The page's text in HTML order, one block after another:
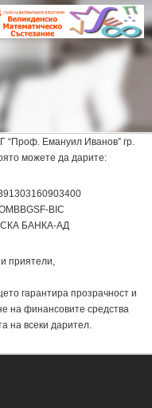
“Проф. Емануил Иванов” гр.
можете да дарите:
BIC
БАНКА-АД
приятели,
гарантира прозрачност и
на финансовите средства
на всеки дарител.